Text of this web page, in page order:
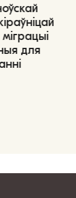
для